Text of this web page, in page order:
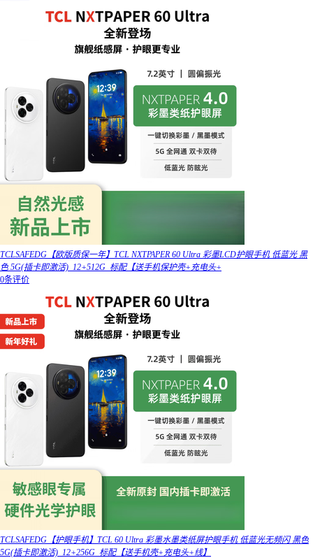
TCLSAFEDG【欧版质保一年】TCL NXTPAPER 60 Ultra 彩墨LCD护眼手机 低蓝光 黑
色 5G(插卡即激活)_12+512G_标配【送手机保护壳+充电头+
0条评价
TCLSAFEDG【护眼手机】TCL 60 Ultra 彩墨水墨类纸屏护眼手机 低蓝光无频闪 黑色
5G(插卡即激活)_12+256G_标配【送手机壳+充电头+线】